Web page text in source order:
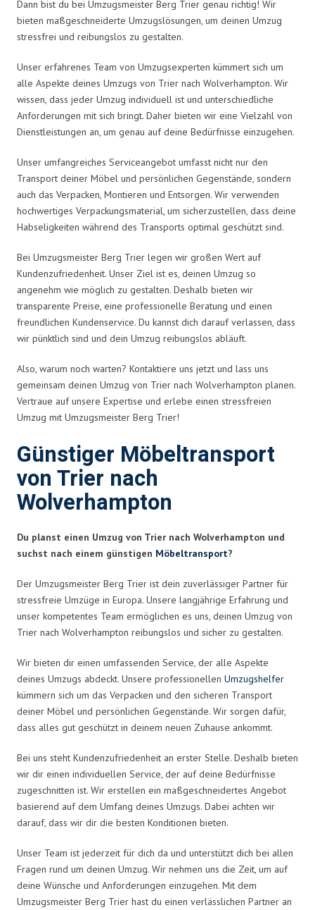
Dann bist du bei Umzugsmeister Berg Trier genau richtig! Wir
bieten maßgeschneiderte Umzugslösungen, um deinen Umzug
stressfrei und reibungslos zu gestalten.
Unser erfahrenes Team von Umzugsexperten kümmert sich um
alle Aspekte deines Umzugs von Trier nach Wolverhampton. Wir
wissen, dass jeder Umzug individuell ist und unterschiedliche
Anforderungen mit sich bringt. Daher bieten wir eine Vielzahl von
Dienstleistungen an, um genau auf deine Bedürfnisse einzugehen.
Unser umfangreiches Serviceangebot umfasst nicht nur den
Transport deiner Möbel und persönlichen Gegenstände, sondern
auch das Verpacken, Montieren und Entsorgen. Wir verwenden
hochwertiges Verpackungsmaterial, um sicherzustellen, dass deine
Habseligkeiten während des Transports optimal geschützt sind.
Bei Umzugsmeister Berg Trier legen wir großen Wert auf
Kundenzufriedenheit. Unser Ziel ist es, deinen Umzug so
angenehm wie möglich zu gestalten. Deshalb bieten wir
transparente Preise, eine professionelle Beratung und einen
freundlichen Kundenservice. Du kannst dich darauf verlassen, dass
wir pünktlich sind und dein Umzug reibungslos abläuft.
Also, warum noch warten? Kontaktiere uns jetzt und lass uns
gemeinsam deinen Umzug von Trier nach Wolverhampton planen.
Vertraue auf unsere Expertise und erlebe einen stressfreien
Umzug mit Umzugsmeister Berg Trier!
Günstiger Möbeltransport
von Trier nach
Wolverhampton
Du planst einen Umzug von Trier nach Wolverhampton und
suchst nach einem günstigen Möbeltransport?
Der Umzugsmeister Berg Trier ist dein zuverlässiger Partner für
stressfreie Umzüge in Europa. Unsere langjährige Erfahrung und
unser kompetentes Team ermöglichen es uns, deinen Umzug von
Trier nach Wolverhampton reibungslos und sicher zu gestalten.
Wir bieten dir einen umfassenden Service, der alle Aspekte
deines Umzugs abdeckt. Unsere professionellen Umzugshelfer
kümmern sich um das Verpacken und den sicheren Transport
deiner Möbel und persönlichen Gegenstände. Wir sorgen dafür,
dass alles gut geschützt in deinem neuen Zuhause ankommt.
Bei uns steht Kundenzufriedenheit an erster Stelle. Deshalb bieten
wir dir einen individuellen Service, der auf deine Bedürfnisse
zugeschnitten ist. Wir erstellen ein maßgeschneidertes Angebot
basierend auf dem Umfang deines Umzugs. Dabei achten wir
darauf, dass wir dir die besten Konditionen bieten.
Unser Team ist jederzeit für dich da und unterstützt dich bei allen
Fragen rund um deinen Umzug. Wir nehmen uns die Zeit, um auf
deine Wünsche und Anforderungen einzugehen. Mit dem
Umzugsmeister Berg Trier hast du einen verlässlichen Partner an